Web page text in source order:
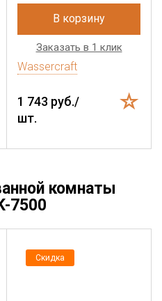
В корзину
Заказать в 1 клик
Wassercraft
1 743 руб./
шт.
комнаты
7500
Скидка